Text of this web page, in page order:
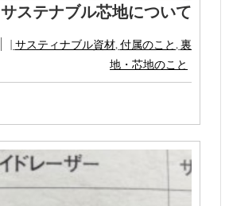
サステナブル芯地について
| サスティナブル資材, 付属のこと , 裏
地・芯地のこと